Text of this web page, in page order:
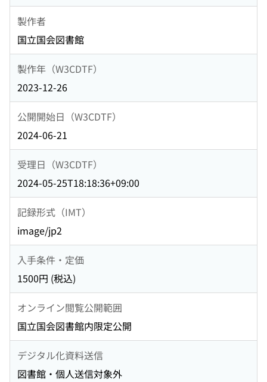
製作者
国立国会図書館
製作年（W3CDTF）
2023-12-26
公開開始日（W3CDTF）
2024-06-21
受理日（W3CDTF）
2024-05-25T18:18:36+09:00
記録形式（IMT）
image/jp2
入手条件・定価
1500円 (税込)
オンライン閲覧公開範囲
国立国会図書館内限定公開
デジタル化資料送信
図書館・個人送信対象外